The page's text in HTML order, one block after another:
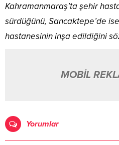
Kahramanmaraş’ta şehir
sürdüğünü, Sancaktepe’de
hastanesinin inşa edildiğini
MOBİL
Yorumlar